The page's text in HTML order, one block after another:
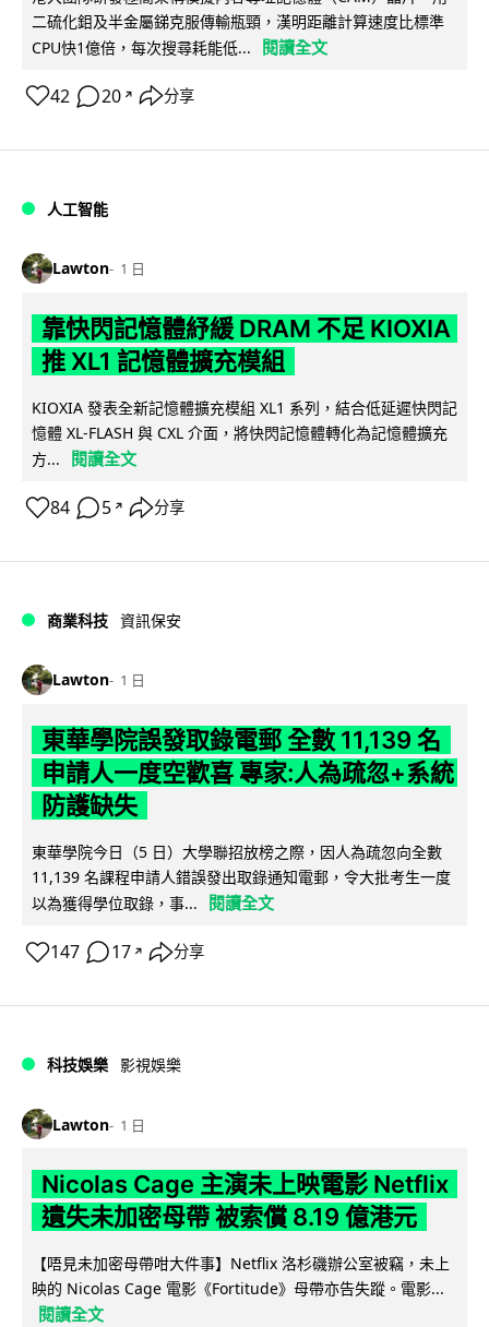
二硫化鉬及半金屬銻克服傳輸瓶頸，漢明距離計算速度比標準
CPU快1億倍，每次搜尋耗能低...
閱讀全文
42 20 ↗ 分享
人工智能
Lawton 1 日
靠快閃記憶體紓緩 DRAM 不足 KIOXIA
推 XL1 記憶體擴充模組
KIOXIA 發表全新記憶體擴充模組 XL1 系列，結合低延遲快閃記
憶體 XL-FLASH 與 CXL 介面，將快閃記憶體轉化為記憶體擴充
方...
閱讀全文
84 5 ↗ 分享
商業科技 資訊保安
Lawton 1 日
東華學院誤發取錄電郵 全數 11,139 名
申請人一度空歡喜 專家:人為疏忽+系統
防護缺失
東華學院今日（5 日）大學聯招放榜之際，因人為疏忽向全數
11,139 名課程申請人錯誤發出取錄通知電郵，令大批考生一度
以為獲得學位取錄，事...
閱讀全文
147 17 ↗ 分享
科技娛樂 影視娛樂
Lawton 1 日
Nicolas Cage 主演未上映電影 Netflix
遺失未加密母帶 被索償 8.19 億港元
【唔見未加密母帶咁大件事】Netflix 洛杉磯辦公室被竊，未上
映的 Nicolas Cage 電影《Fortitude》母帶亦告失蹤。電影...
閱讀全文